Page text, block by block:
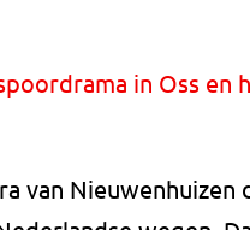
in Oss en
van Nieuwenhuizen